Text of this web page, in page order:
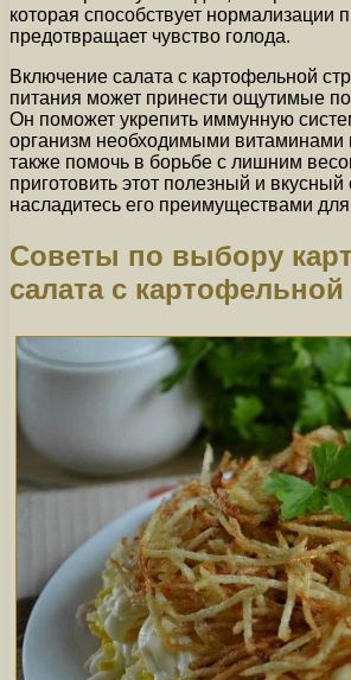
которая способствует нормализации
предотвращает чувство голода.
Включение салата с картофельной
питания может принести ощутимые
Он поможет укрепить иммунную
организм необходимыми витаминами
также помочь в борьбе с лишним
приготовить этот полезный и вкусный
насладитесь его преимуществами
Советы по выбору
салата с картофельной